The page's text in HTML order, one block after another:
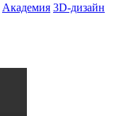
Академия 3D-дизайн